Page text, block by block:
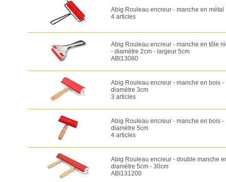
Abig Rouleau encreur - manche en métal
4 articles
Abig Rouleau encreur - manche en tôle
- diamètre 2cm - largeur 5cm
ABI13080
Abig Rouleau encreur - manche en bois -
diamètre 3cm
3 articles
Abig Rouleau encreur - manche en bois -
diamètre 5cm
4 articles
Abig Rouleau encreur - double manche
diamètre 5cm - 30cm
ABI131200